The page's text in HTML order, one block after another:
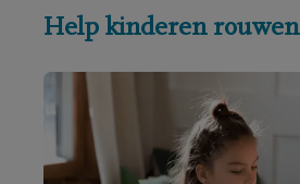
Help kinderen rouwen